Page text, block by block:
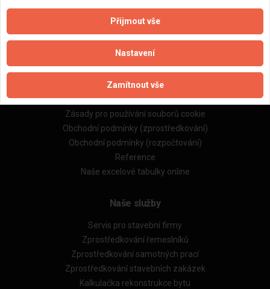
Naše firmy a řemeslníci
Zpracování a ochrana osobních údajů
Zásady pro používání souborů cookie
Obchodní podmínky (zprostředkování)
Obchodní podmínky (rozpočtování)
Reference
Naše excelové tabulky online
Naše služby
Servis pro stavební firmy
Zprostředkování řemeslníků
Zprostředkování samotných prací
Zprostředkování stavebních zakázek
Kalkulačka rekonstrukce bytu
Přijmout vše
Nastavení
Zamítnout vše